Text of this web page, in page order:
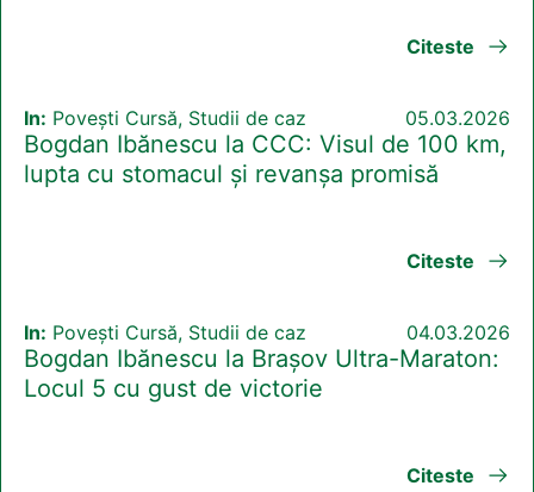
Citeste
In: Povești Cursă, Studii de caz 05.03.2026
Bogdan Ibănescu la CCC: Visul de 100 km,
lupta cu stomacul și revanșa promisă
Citeste
In: Povești Cursă, Studii de caz 04.03.2026
Bogdan Ibănescu la Brașov Ultra-Maraton:
Locul 5 cu gust de victorie
Citeste